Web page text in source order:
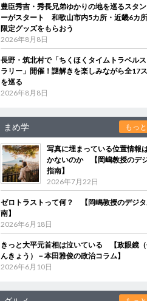
豊臣秀吉・秀長兄弟ゆかりの地を巡るスタ
ーがスタート 和歌山市内5カ所・近畿6カ
限定グッズをもらおう
2026年8月8日
長野・筑北村で「ちくほくタイムトラベル
ラリー」開催！謎解きを楽しみながら全17
を巡る
2026年8月8日
まめ学 もっ
写真に埋まっている位置情報
かないのか 【岡嶋教授のデ
指南】
2026年7月22日
ゼロトラストって何？ 【岡嶋教授のデジ
南】
2026年6月18日
きっと大平元首相は泣いている 【政眼鏡
んきょう）－本田雅俊の政治コラム】
2026年6月10日